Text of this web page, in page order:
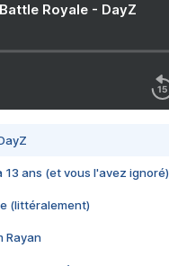
Royale - DayZ
13 ans (et vous l'avez ignoré)
(littéralement)
Rayan